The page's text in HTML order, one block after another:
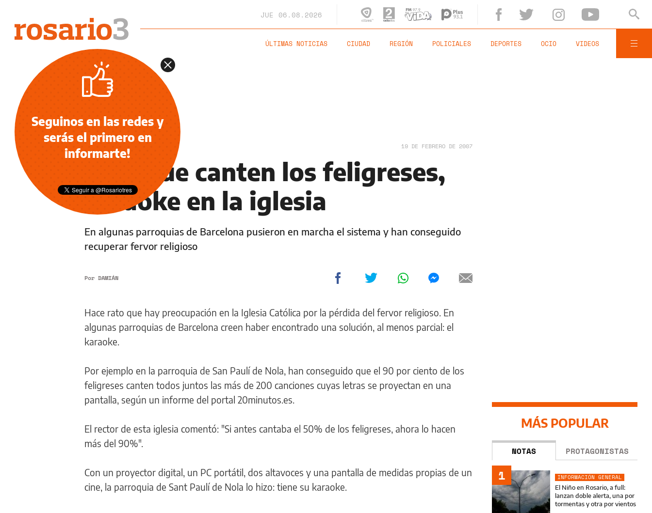
JUE 06.08.2026
ÚLTIMAS NOTICIAS CIUDAD REGIÓN POLICIALES DEPORTES OCIO VIDEOS
NOTICIAS 19 DE FEBRERO DE 2007
Para que canten los feligreses,
karaoke en la iglesia
En algunas parroquias de Barcelona pusieron en marcha el sistema y han conseguido
recuperar fervor religioso
Por DAMIÁN
Hace rato que hay preocupación en la Iglesia Católica por la pérdida del fervor religioso. En
algunas parroquias de Barcelona creen haber encontrado una solución, al menos parcial: el
karaoke.
Por ejemplo en la parroquia de San Paulí de Nola, han conseguido que el 90 por ciento de los
feligreses canten todos juntos las más de 200 canciones cuyas letras se proyectan en una
pantalla, según un informe del portal 20minutos.es.
El rector de esta iglesia comentó: "Si antes cantaba el 50% de los feligreses, ahora lo hacen
más del 90%".
Con un proyector digital, un PC portátil, dos altavoces y una pantalla de medidas propias de un
cine, la parroquia de Sant Paulí de Nola lo hizo: tiene su karaoke.
MÁS POPULAR
NOTAS PROTAGONISTAS
1
INFORMACIÓN GENERAL
El Niño en Rosario, a full:
lanzan doble alerta, una por
tormentas y otra por vientos
Seguinos en las redes y
serás el primero en
informarte!